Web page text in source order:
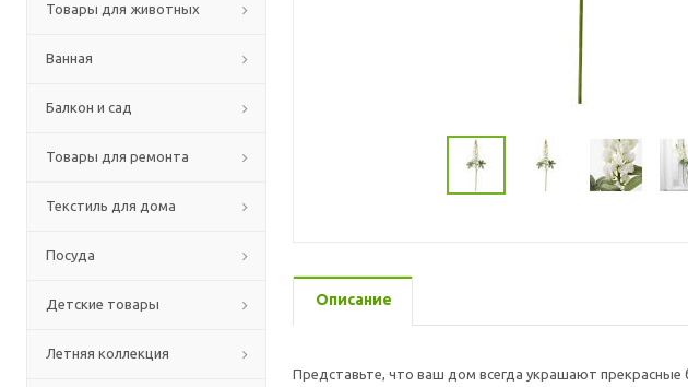
Товары для животных
Ванная
Балкон и сад
Товары для ремонта
Текстиль для дома
Посуда
Детские товары
Летняя коллекция
Описание
Представьте, что ваш дом всегда украшают